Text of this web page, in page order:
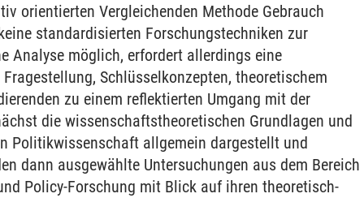
orientierten Vergleichenden Methode Gebrauch
standardisierten Forschungstechniken zur
Analyse möglich, erfordert allerdings eine
Schlüsselkonzepten, theoretischem
zu einem reflektierten Umgang mit der
die wissenschaftstheoretischen Grundlagen und
Politikwissenschaft allgemein dargestellt und
dann ausgewählte Untersuchungen aus dem Bereich
Policy-Forschung mit Blick auf ihren theoretisch-